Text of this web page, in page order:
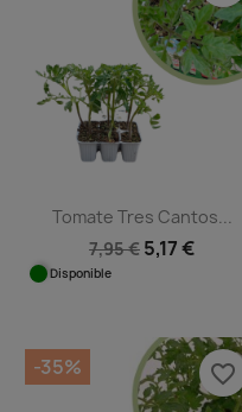
Tomate Tres Cantos...
7,95 € 5,17 €
Disponible
-35% favorite_border